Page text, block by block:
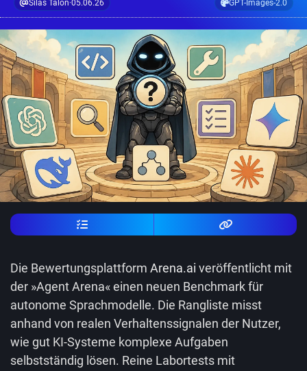
Silas Talon·05.06.26 GPT-Images-2.0
Die Bewertungsplattform Arena.ai veröffentlicht mit
der »Agent Arena« einen neuen Benchmark für
autonome Sprachmodelle. Die Rangliste misst
anhand von realen Verhaltenssignalen der Nutzer,
wie gut KI-Systeme komplexe Aufgaben
selbstständig lösen. Reine Labortests mit